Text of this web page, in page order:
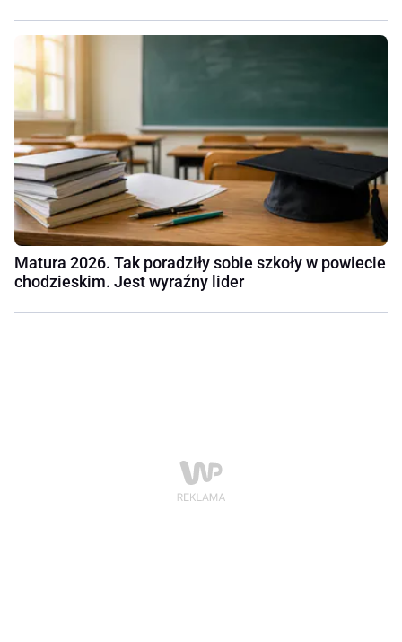
Matura 2026. Tak poradziły sobie szkoły w powiecie
chodzieskim. Jest wyraźny lider